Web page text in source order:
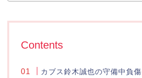
Contents
カブス鈴木誠也の守備中負